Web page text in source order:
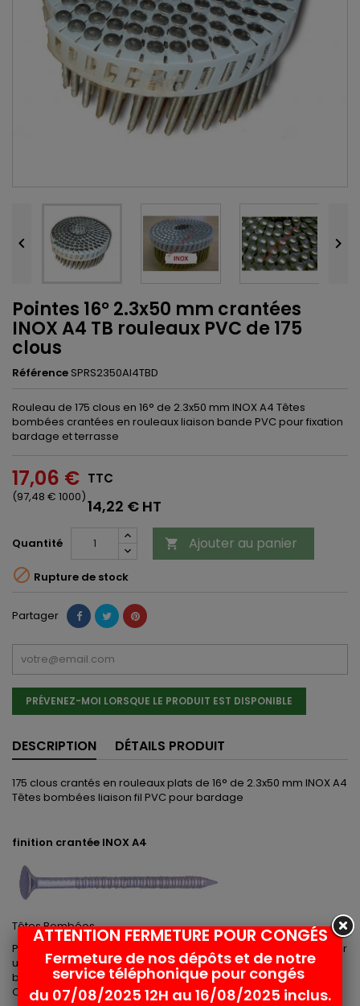
 
Pointes 16° 2.3x50 mm crantées
INOX A4 TB rouleaux PVC de 175
clous
Référence SPRS2350AI4TBD
Rouleau de 175 clous en 16° de 2.3x50 mm INOX A4 Têtes
bombées crantées en rouleaux liaison bande PVC pour fixation
bardage et terrasse
17,06 €
(97,48 € 1000)
TTC
14,22 € HT
Quantité  Ajouter au panier
 Rupture de stock
Partager
PRÉVENEZ-MOI LORSQUE LE PRODUIT EST DISPONIBLE
DESCRIPTION DÉTAILS PRODUIT
175 clous crantés en rouleaux plats de 16° de 2.3x50 mm INOX A4
Têtes bombées liaison fil PVC pour bardage
finition crantée INOX A4
Têtes Bombées
Pour fixer des clous en rouleaux liaison fil PVC vous devez utiliser
un cloueur à rouleaux compatible permettant d'éjecter la
bande PVC par l'avant, tel que le Bostitch N66C2-E ou le Max
CN565S2
ATTENTION FERMETURE POUR CONGÉS
Fermeture de nos dépôts et de notre
service téléphonique pour congés
du 07/08/2025 12H au 16/08/2025 inclus.